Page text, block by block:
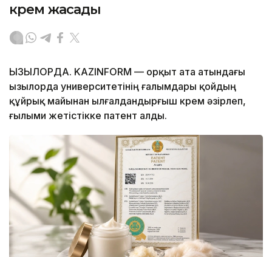
крем жасады
ҚЫЗЫЛОРДА. KAZINFORM — Қорқыт ата атындағы
Қызылорда университетінің ғалымдары қойдың
құйрық майынан ылғалдандырғыш крем әзірлеп,
ғылыми жетістікке патент алды.